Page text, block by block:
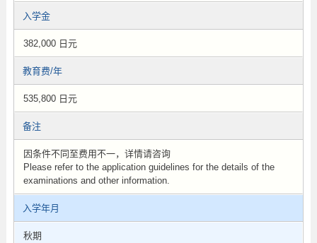
入学金
382,000 日元
教育费/年
535,800 日元
备注
因条件不同至费用不一，详情请咨询
Please refer to the application guidelines for the details of the
examinations and other information.
入学年月
秋期